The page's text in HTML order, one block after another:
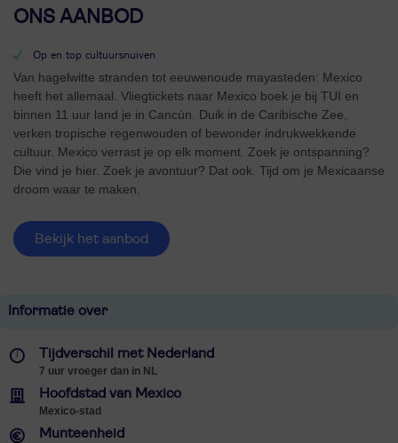
ONS AANBOD
Op en top cultuursnuiven
Van hagelwitte stranden tot eeuwenoude mayasteden: Mexico
heeft het allemaal. Vliegtickets naar Mexico boek je bij TUI en
binnen 11 uur land je in Cancún. Duik in de Caribische Zee,
verken tropische regenwouden of bewonder indrukwekkende
cultuur. Mexico verrast je op elk moment. Zoek je ontspanning?
Die vind je hier. Zoek je avontuur? Dat ook. Tijd om je Mexicaanse
droom waar te maken.
Bekijk het aanbod
Informatie over
Tijdverschil met Nederland
7 uur vroeger dan in NL
Hoofdstad van Mexico
Mexico-stad
Munteenheid